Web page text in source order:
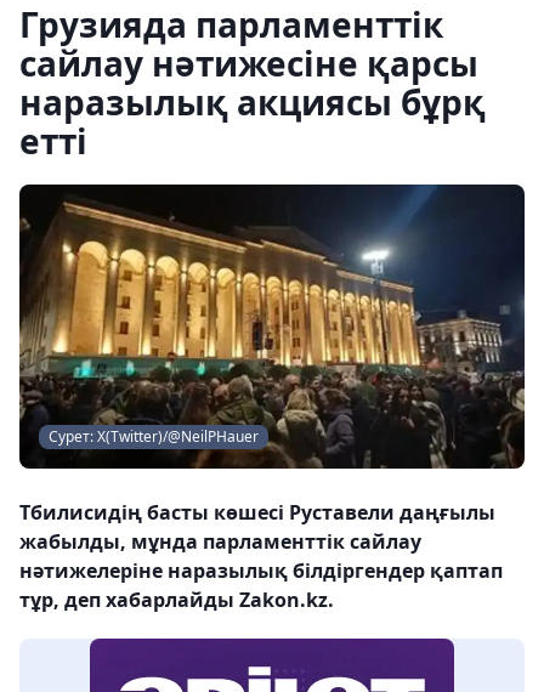
Грузияда парламенттік
сайлау нәтижесіне қарсы
наразылық акциясы бұрқ
етті
Сурет: X(Twitter)/@NeilPHauer
Тбилисидің басты көшесі Руставели даңғылы
жабылды, мұнда парламенттік сайлау
нәтижелеріне наразылық білдіргендер қаптап
тұр, деп хабарлайды Zakon.kz.